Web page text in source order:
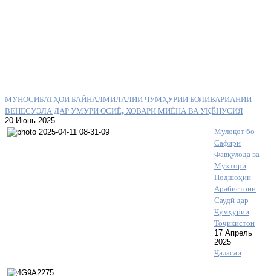
МУНОСИБАТҲОИ БАЙНАЛМИЛАЛИИ ҶУМҲУРИИ БОЛИВАРИАНИИ
ВЕНЕСУЭЛА ДАР УМУРИ ОСИЁ, ХОВАРИ МИЁНА ВА УҚЁНУСИЯ
20 Июнь 2025
Мулоқот бо
Сафири
Фавқулода ва
Мухтори
Подшоҳии
Арабистони
Саудӣ дар
Ҷумҳурии
Тоҷикистон
17 Апрель
2025
Ҷаласаи